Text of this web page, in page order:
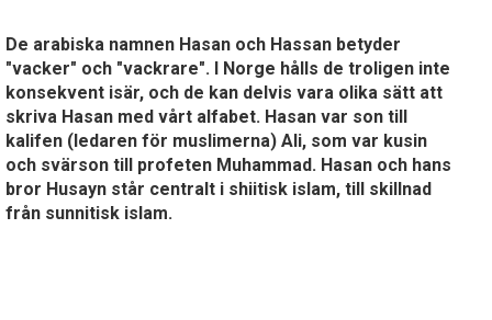
De arabiska namnen Hasan och Hassan betyder
"vacker" och "vackrare". I Norge hålls de troligen inte
konsekvent isär, och de kan delvis vara olika sätt att
skriva Hasan med vårt alfabet. Hasan var son till
kalifen (ledaren för muslimerna) Ali, som var kusin
och svärson till profeten Muhammad. Hasan och hans
bror Husayn står centralt i shiitisk islam, till skillnad
från sunnitisk islam.